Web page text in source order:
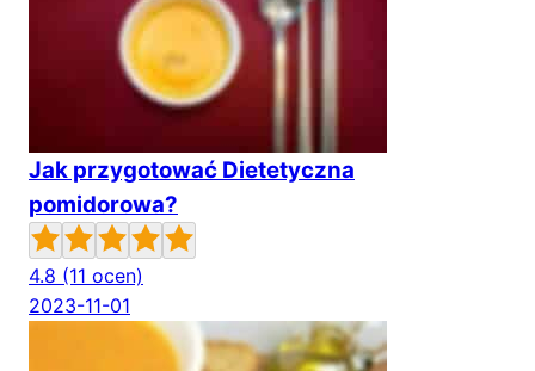
Jak przygotować Dietetyczna
pomidorowa?
4.8 (11 ocen)
2023-11-01